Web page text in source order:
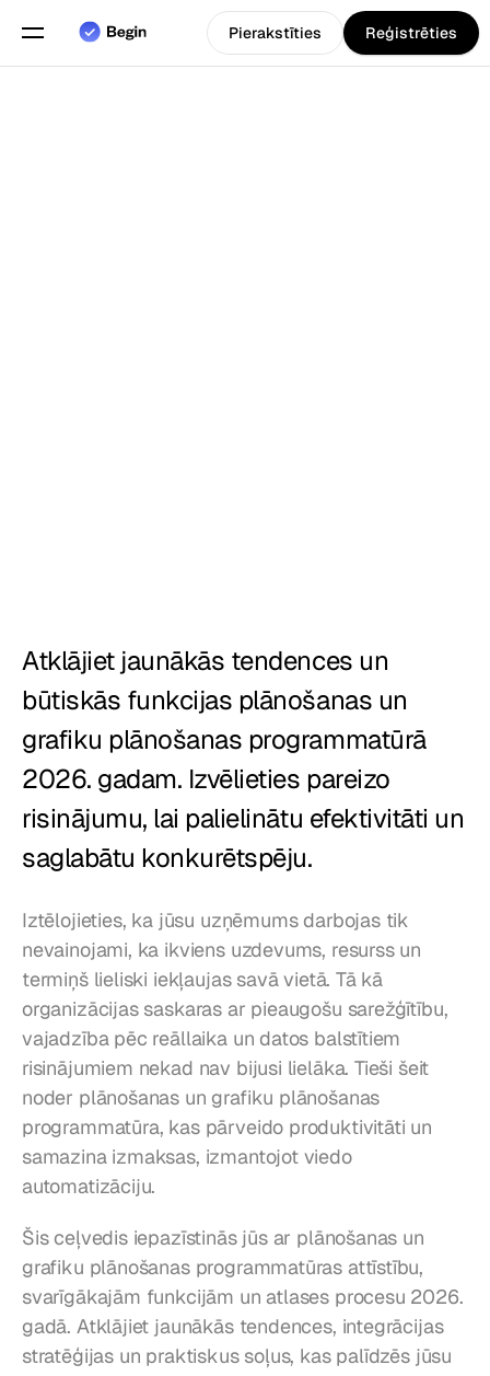
Ēdināšana
Cenas
Pierakstīties Reģistrēties
Atklājiet jaunākās tendences un
būtiskās funkcijas plānošanas un
grafiku plānošanas programmatūrā
2026. gadam. Izvēlieties pareizo
risinājumu, lai palielinātu efektivitāti un
saglabātu konkurētspēju.
Iztēlojieties, ka jūsu uzņēmums darbojas tik
nevainojami, ka ikviens uzdevums, resurss un
termiņš lieliski iekļaujas savā vietā. Tā kā
organizācijas saskaras ar pieaugošu sarežģītību,
vajadzība pēc reāllaika un datos balstītiem
risinājumiem nekad nav bijusi lielāka. Tieši šeit
noder plānošanas un grafiku plānošanas
programmatūra, kas pārveido produktivitāti un
samazina izmaksas, izmantojot viedo
automatizāciju.
Šis ceļvedis iepazīstinās jūs ar plānošanas un
grafiku plānošanas programmatūras attīstību,
svarīgākajām funkcijām un atlases procesu 2026.
gadā. Atklājiet jaunākās tendences, integrācijas
stratēģijas un praktiskus soļus, kas palīdzēs jūsu